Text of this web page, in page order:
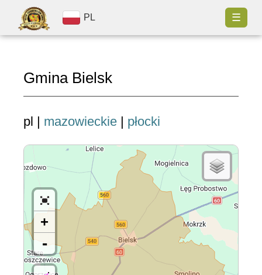
PL ☰
Gmina Bielsk
pl | mazowieckie | płocki
+
-